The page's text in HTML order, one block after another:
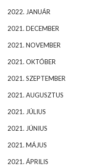
2022. JANUÁR
2021. DECEMBER
2021. NOVEMBER
2021. OKTÓBER
2021. SZEPTEMBER
2021. AUGUSZTUS
2021. JÚLIUS
2021. JÚNIUS
2021. MÁJUS
2021. ÁPRILIS